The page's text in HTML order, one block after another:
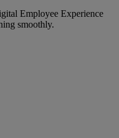
Employee Experience
smoothly.